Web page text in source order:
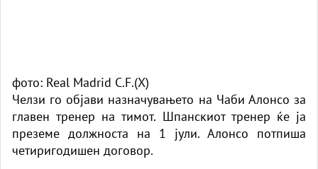
фото: Real Madrid C.F.(X)
Челзи го објави назначувањето на Чаби Алонсо за
главен тренер на тимот. Шпанскиот тренер ќе ја
преземе должноста на 1 јули. Алонсо потпиша
четиригодишен договор.